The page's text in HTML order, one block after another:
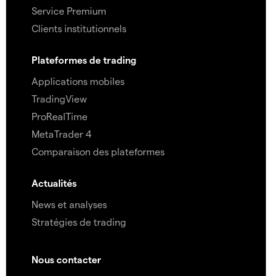
Service Premium
Clients institutionnels
Plateformes de trading
Applications mobiles
TradingView
ProRealTime
MetaTrader 4
Comparaison des plateformes
Actualités
News et analyses
Stratégies de trading
Nous contacter